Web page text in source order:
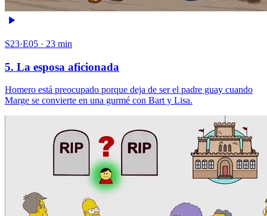
S23·E05 · 23 min
5. La esposa aficionada
Homero está preocupado porque deja de ser el padre guay cuando
Marge se convierte en una gurmé con Bart y Lisa.